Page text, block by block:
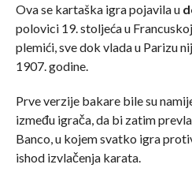
Ova se kartaška igra pojavila u
polovici 19. stoljeća u
plemići, sve dok vlada u Parizu
1907. godine.
Prve verzije bakare bile su
između igrača, da bi zatim
Banco, u kojem svatko igra
ishod izvlačenja karata.